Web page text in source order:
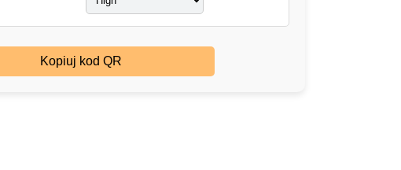
Kopiuj kod QR